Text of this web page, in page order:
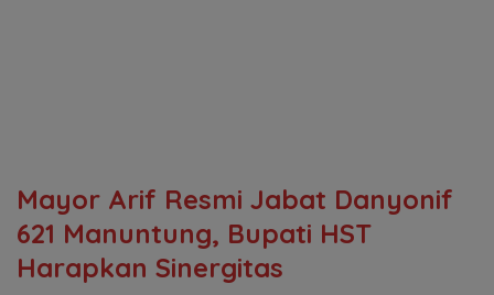
Mayor Arif Resmi Jabat Danyonif
621 Manuntung, Bupati HST
Harapkan Sinergitas